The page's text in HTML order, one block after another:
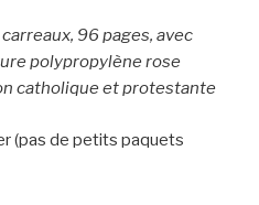
96 pages, avec
polypropylène rose
catholique et protestante
(pas de petits paquets